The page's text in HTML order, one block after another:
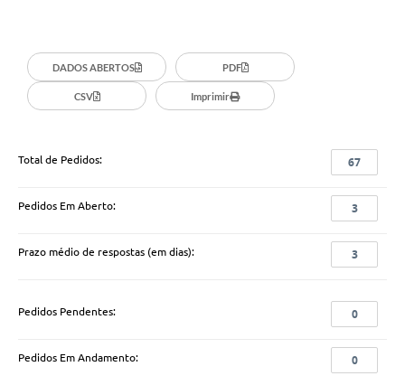
DADOS ABERTOS PDF
CSV Imprimir
Total de Pedidos: 67
Pedidos Em Aberto: 3
Prazo médio de respostas (em dias): 3
Pedidos Pendentes: 0
Pedidos Em Andamento: 0